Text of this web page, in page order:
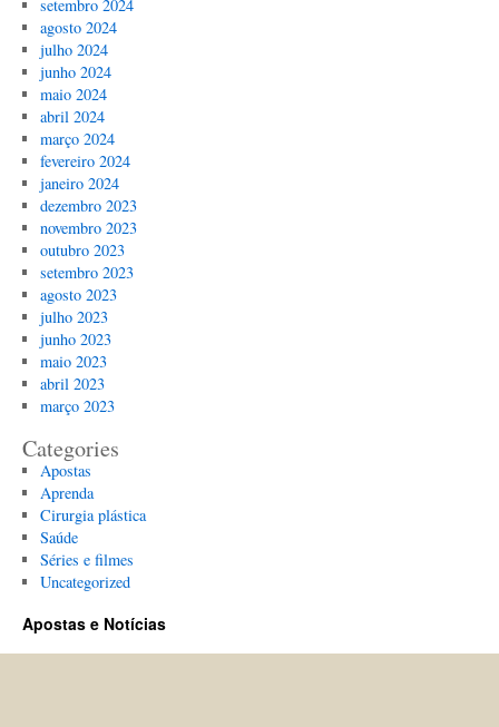
setembro 2024
agosto 2024
julho 2024
junho 2024
maio 2024
abril 2024
março 2024
fevereiro 2024
janeiro 2024
dezembro 2023
novembro 2023
outubro 2023
setembro 2023
agosto 2023
julho 2023
junho 2023
maio 2023
abril 2023
março 2023
Categories
Apostas
Aprenda
Cirurgia plástica
Saúde
Séries e filmes
Uncategorized
Apostas e Notícias